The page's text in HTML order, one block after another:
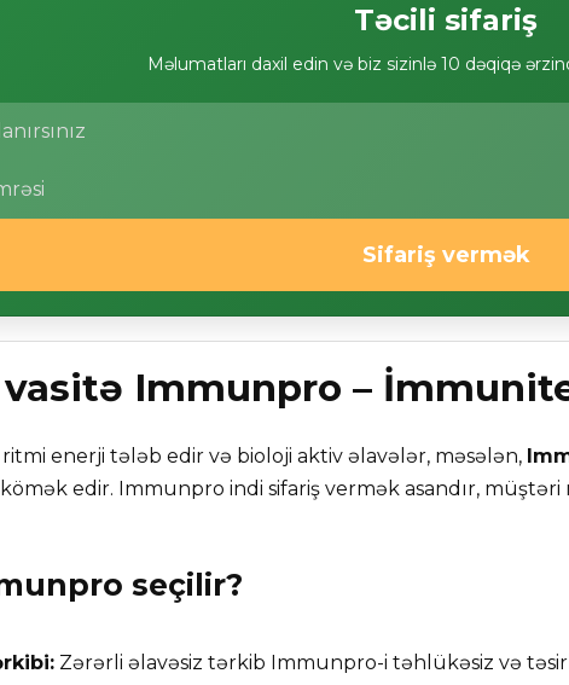
Təcili sifariş
Məlumatları daxil edin və biz sizinlə 10 dəqiqə
Sifariş vermək
Immunpro –
enerji tələb edir və bioloji aktiv əlavələr, məsələn,
edir. Immunpro indi sifariş vermək asandır,
seçilir?
Zərərli əlavəsiz tərkib Immunpro-i təhlükəsiz və